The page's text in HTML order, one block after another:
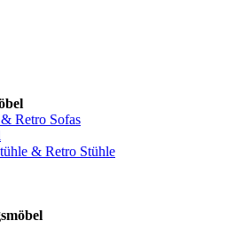
Retro Sofas
& Retro Stühle